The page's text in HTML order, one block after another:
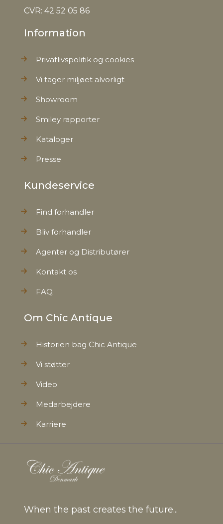
Opvaskemaskine
Øvrig
Anvendes til drikkevarer der er
EAN
Tariffnumber
Nettovægt
CVR: 42 52 05 86
Information
Privatlivspolitik og cookies
Vi tager miljøet alvorligt
Showroom
Smiley rapporter
Kataloger
Presse
Kundeservice
Find forhandler
Bliv forhandler
Agenter og Distributører
Kontakt os
FAQ
Om Chic Antique
Historien bag Chic Antique
Vi støtter
Video
Medarbejdere
Karriere
When the past creates the future...